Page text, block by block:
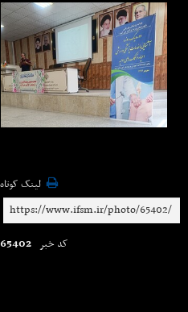
لینک کوتاه
کد خبر 65402